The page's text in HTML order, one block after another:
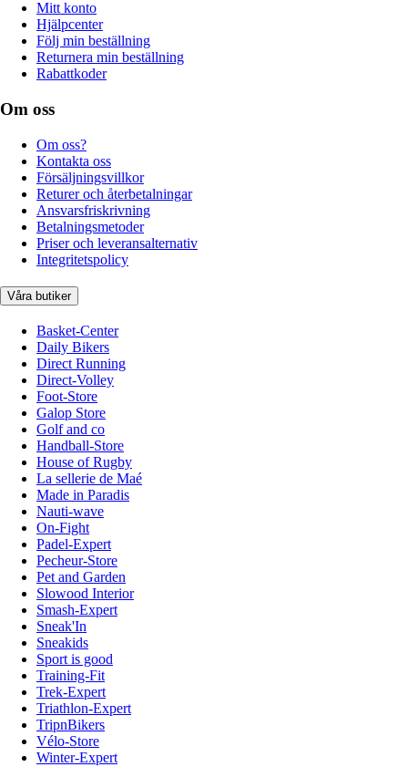
Mitt konto
Hjälpcenter
Följ min beställning
Returnera min beställning
Rabattkoder
Om oss
Om oss?
Kontakta oss
Försäljningsvillkor
Returer och återbetalningar
Ansvarsfriskrivning
Betalningsmetoder
Priser och leveransalternativ
Integritetspolicy
Våra butiker
Basket-Center
Daily Bikers
Direct Running
Direct-Volley
Foot-Store
Galop Store
Golf and co
Handball-Store
House of Rugby
La sellerie de Maé
Made in Paradis
Nauti-wave
On-Fight
Padel-Expert
Pecheur-Store
Pet and Garden
Slowood Interior
Smash-Expert
Sneak'In
Sneakids
Sport is good
Training-Fit
Trek-Expert
Triathlon-Expert
TripnBikers
Vélo-Store
Winter-Expert